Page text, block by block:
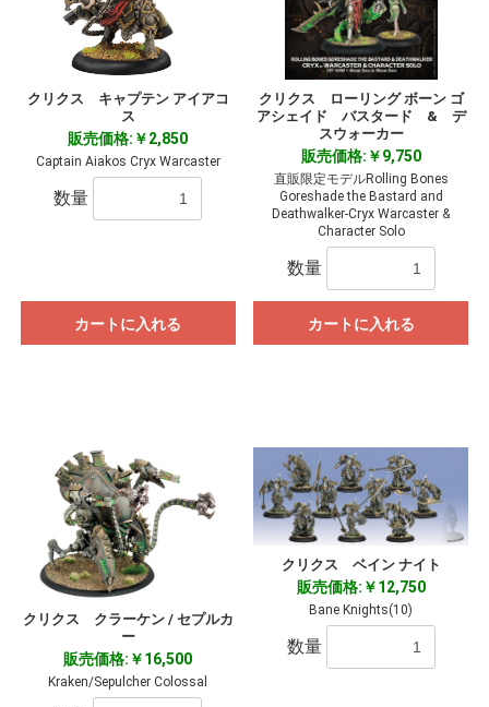
クリクス キャプテン アイアコ
ス
販売価格:￥2,850
Captain Aiakos Cryx Warcaster
数量
カートに入れる
クリクス ローリング ボーン ゴ
アシェイド バスタード & デ
スウォーカー
販売価格:￥9,750
直販限定モデルRolling Bones
Goreshade the Bastard and
Deathwalker-Cryx Warcaster &
Character Solo
数量
カートに入れる
クリクス クラーケン / セプルカ
ー
販売価格:￥16,500
Kraken/Sepulcher Colossal
クリクス ベイン ナイト
販売価格:￥12,750
Bane Knights(10)
数量